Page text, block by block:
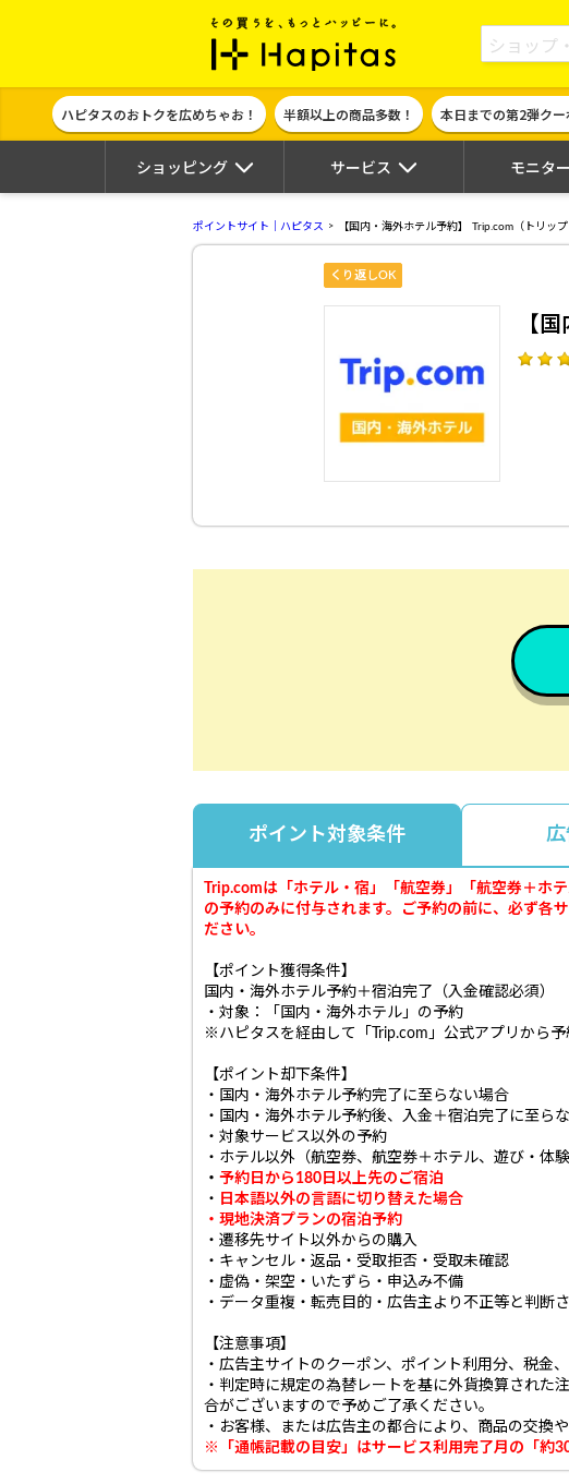
ポイント貯めて現金やギフ
ハピタスのおトクを広めちゃお！ 半額以上の商品多数！ 本日までの第2弾クー
ショッピング サービス モニター
ポイントサイト｜ハピタス 【国内・海外ホテル予約】 Trip.com（トリップ
くり返しOK
【
ポイント対象条件 広
Trip.comは「ホテル・宿」「航空券」「航空券＋ホ
の予約のみに付与されます。ご予約の前に、必ず各
ださい。
【ポイント獲得条件】
国内・海外ホテル予約＋宿泊完了（入金確認必須）
・対象：「国内・海外ホテル」の予約
※ハピタスを経由して「Trip.com」公式アプリから
【ポイント却下条件】
・国内・海外ホテル予約完了に至らない場合
・国内・海外ホテル予約後、入金＋宿泊完了に至ら
・対象サービス以外の予約
・ホテル以外（航空券、航空券＋ホテル、遊び・体
・ 予約日から180日以上先のご宿泊
・ 日本語以外の言語に切り替えた場合
・現地決済プランの宿泊予約
・遷移先サイト以外からの購入
・キャンセル・返品・受取拒否・受取未確認
・虚偽・架空・いたずら・申込み不備
・データ重複・転売目的・広告主より不正等と判断
【注意事項】
・広告主サイトのクーポン、ポイント利用分、税金
・判定時に規定の為替レートを基に外貨換算された
合がございますので予めご了承ください。
・お客様、または広告主の都合により、商品の交換
※「通帳記載の目安」はサービス利用完了月の「約